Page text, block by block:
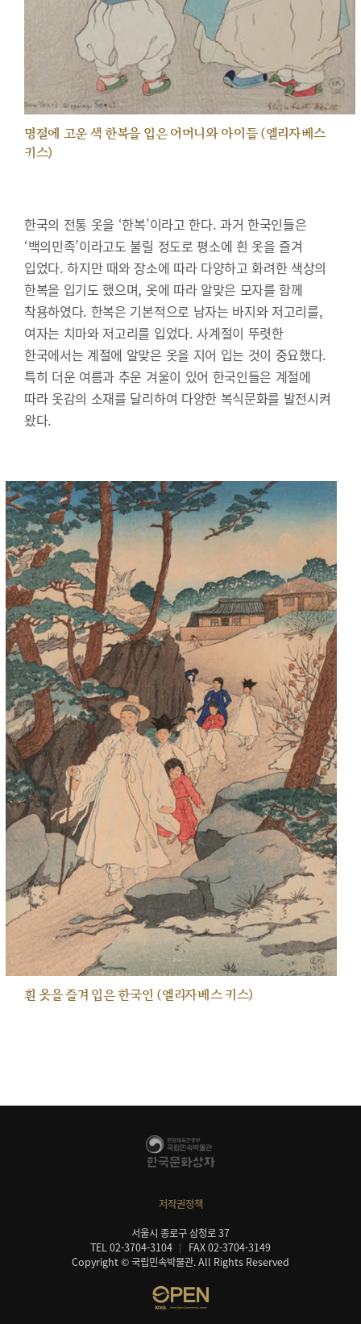
명절에 고운 색 한복을 입은 어머니와 아이들 (엘리자베스
키스)
한국의 전통 옷을 ‘한복’이라고 한다. 과거 한국인들은
‘백의민족’이라고도 불릴 정도로 평소에 흰 옷을 즐겨
입었다. 하지만 때와 장소에 따라 다양하고 화려한 색상의
한복을 입기도 했으며, 옷에 따라 알맞은 모자를 함께
착용하였다. 한복은 기본적으로 남자는 바지와 저고리를,
여자는 치마와 저고리를 입었다. 사계절이 뚜렷한
한국에서는 계절에 알맞은 옷을 지어 입는 것이 중요했다.
특히 더운 여름과 추운 겨울이 있어 한국인들은 계절에
따라 옷감의 소재를 달리하여 다양한 복식문화를 발전시켜
왔다.
흰 옷을 즐겨 입은 한국인 (엘리자베스 키스)
저작권정책
서울시 종로구 삼청로 37
TEL 02-3704-3104
FAX 02-3704-3149
Copyright © 국립민속박물관. All Rights Reserved